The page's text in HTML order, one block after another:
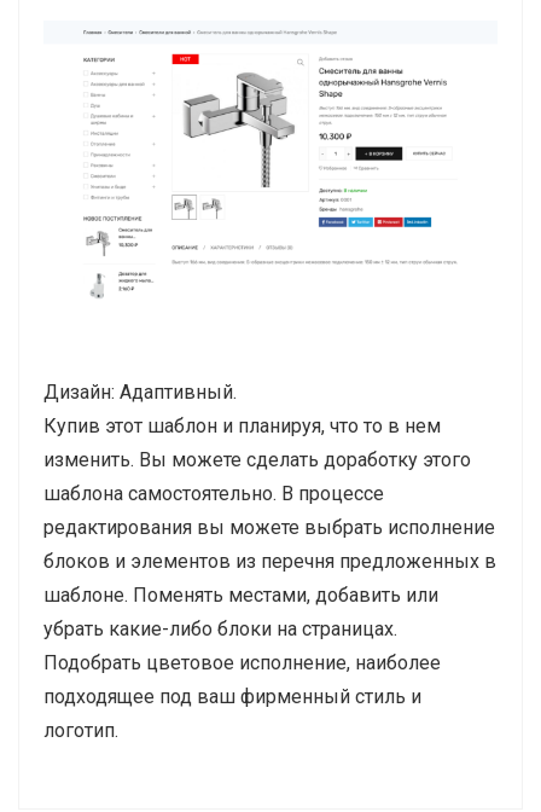
Дизайн: Адаптивный.
Купив этот шаблон и планируя, что то в нем
изменить. Вы можете сделать доработку этого
шаблона самостоятельно. В процессе
редактирования вы можете выбрать исполнение
блоков и элементов из перечня предложенных в
шаблоне. Поменять местами, добавить или
убрать какие-либо блоки на страницах.
Подобрать цветовое исполнение, наиболее
подходящее под ваш фирменный стиль и
логотип.